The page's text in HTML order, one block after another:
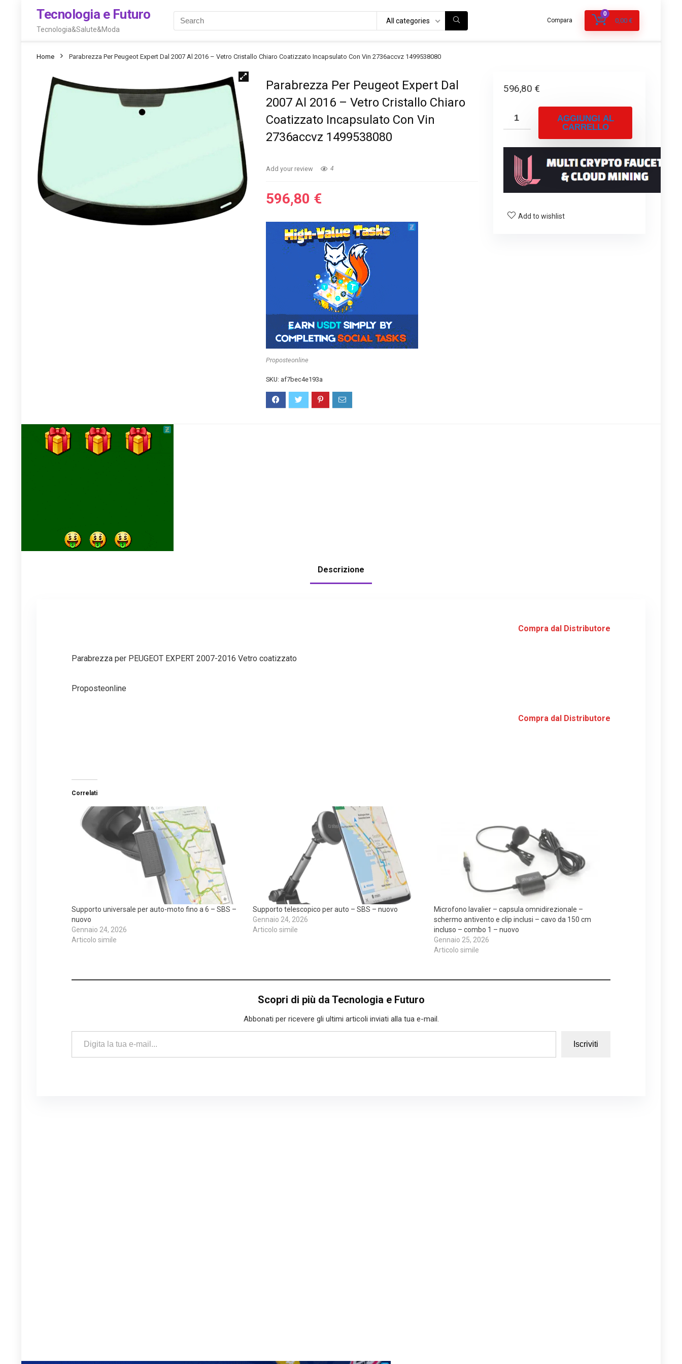
Tecnologia e Futuro
Tecnologia&Salute&Moda
All categories Compara
0
0,00 €
Home Parabrezza Per Peugeot Expert Dal 2007 Al 2016 – Vetro Cristallo Chiaro Coatizzato Incapsulato Con Vin 2736accvz 1499538080
Parabrezza Per Peugeot Expert Dal
2007 Al 2016 – Vetro Cristallo Chiaro
Coatizzato Incapsulato Con Vin
2736accvz 1499538080
Add your review 4
596,80 €
Proposteonline
SKU: af7bec4e193a
596,80 €
AGGIUNGI AL
CARRELLO
Add to wishlist
Descrizione
Compra dal Distributore
Parabrezza per PEUGEOT EXPERT 2007-2016 Vetro coatizzato
Proposteonline
Compra dal Distributore
Correlati
Supporto universale per auto-moto fino a 6 – SBS –
nuovo
Gennaio 24, 2026
Articolo simile
Supporto telescopico per auto – SBS – nuovo
Gennaio 24, 2026
Articolo simile
Microfono lavalier – capsula omnidirezionale –
schermo antivento e clip inclusi – cavo da 150 cm
incluso – combo 1 – nuovo
Gennaio 25, 2026
Articolo simile
Scopri di più da Tecnologia e Futuro
Abbonati per ricevere gli ultimi articoli inviati alla tua e-mail.
Digita la tua e-mail...
Iscriviti